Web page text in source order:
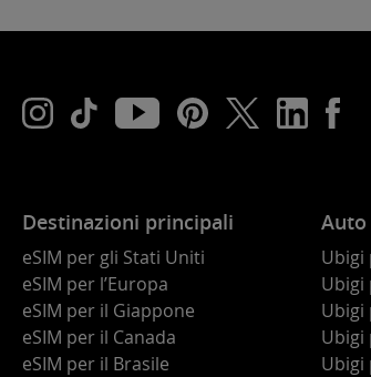
Destinazioni principali
eSIM per gli Stati Uniti
eSIM per l’Europa
eSIM per il Giappone
eSIM per il Canada
eSIM per il Brasile
Auto
Ubigi
Ubigi
Ubigi
Ubigi
Ubigi